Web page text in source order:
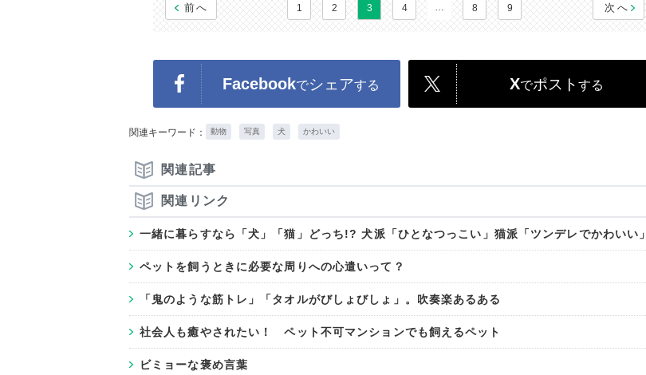
前へ 1 2 3 4 … 8 9 次へ
Facebookでシェアする Xでポスト する
関連キーワード： 動物 写真 犬 かわいい
関連記事
関連リンク
一緒に暮らすなら「犬」「猫」どっち!? 犬派「ひとなつっこい」猫派「ツンデレでかわいい」
ペットを飼うときに必要な周りへの心遣いって？
「鬼のような筋トレ」「タオルがびしょびしょ」。吹奏楽あるある
社会人も癒やされたい！ ペット不可マンションでも飼えるペット
ビミョーな褒め言葉